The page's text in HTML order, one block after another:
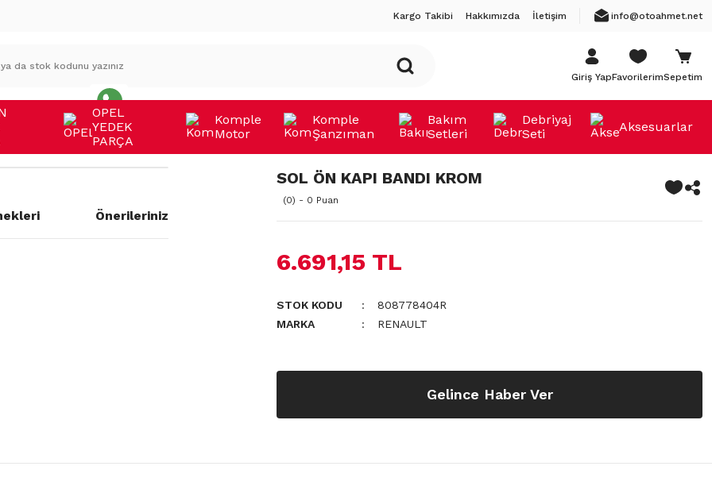
Kargo Takibi Hakkımızda İletişim info@otoahmet.net
Giriş YapFavorilerimSepetim
OPEL
YEDEK
PARÇA
Komple
Motor
Komple
Şanzıman
Bakım
Setleri
Debriyaj
Seti
Aksesuarlar
Önerileriniz
SOL ÖN KAPI BANDI KROM
(0) - 0 Puan
6.691,15 TL
STOK KODU
808778404R
MARKA
RENAULT
Gelince Haber Ver